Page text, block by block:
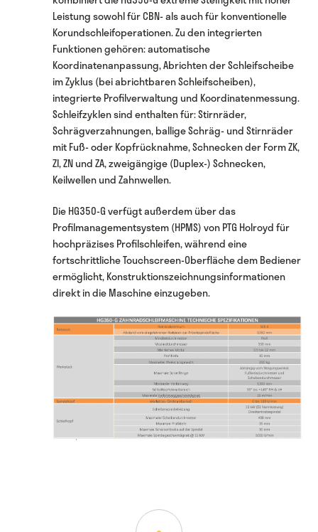
Leistung sowohl für CBN- als auch für konventionelle
Korundschleifoperationen. Zu den integrierten
Funktionen gehören: automatische
Koordinatenanpassung, Abrichten der Schleifscheibe
im Zyklus (bei abrichtbaren Schleifscheiben),
integrierte Profilverwaltung und Koordinatenmessung.
Schleifzyklen sind enthalten für: Stirnräder,
Schrägverzahnungen, ballige Schräg- und Stirnräder
mit Fuß- oder Kopfrücknahme, Schnecken der Form ZK,
ZI, ZN und ZA, zweigängige (Duplex-) Schnecken,
Keilwellen und Zahnwellen.
Die HG350-G verfügt außerdem über das
Profilmanagementsystem (HPMS) von PTG Holroyd für
hochpräzises Profilschleifen, während eine
fortschrittliche Touchscreen-Oberfläche dem Bediener
ermöglicht, Konstruktionszeichnungsinformationen
direkt in die Maschine einzugeben.